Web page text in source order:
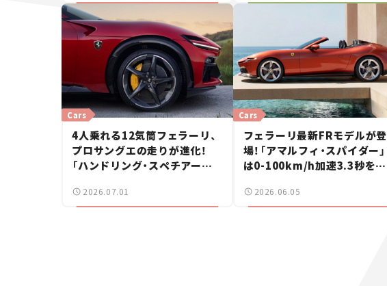
Cars
4人乗れる12気筒フェラーリ、
プロサングエの走りが進化！
「ハンドリング・スペチアーレ」
2026.07.01
Cars
フェラーリ最新FRモデルが登
場！「アマルフィ・スパイダー」
は0-100km/h加速3.3秒をオ
ス】2026.06.05